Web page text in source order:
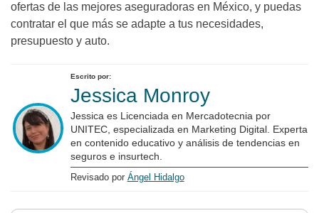
ofertas de las mejores aseguradoras en México, y puedas
contratar el que más se adapte a tus necesidades,
presupuesto y auto.
Escrito por:
Jessica Monroy
Jessica es Licenciada en Mercadotecnia por
UNITEC, especializada en Marketing Digital. Experta
en contenido educativo y análisis de tendencias en
seguros e insurtech.
Revisado por Ángel Hidalgo